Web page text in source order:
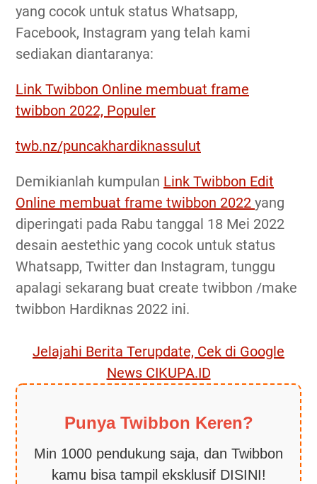
yang cocok untuk status Whatsapp,
Facebook, Instagram yang telah kami
sediakan diantaranya:
Link Twibbon Online membuat frame
twibbon 2022, Populer
twb.nz/puncakhardiknassulut
Demikianlah kumpulan Link Twibbon Edit
Online membuat frame twibbon 2022 yang
diperingati pada Rabu tanggal 18 Mei 2022
desain aestethic yang cocok untuk status
Whatsapp, Twitter dan Instagram, tunggu
apalagi sekarang buat create twibbon /make
twibbon Hardiknas 2022 ini.
Jelajahi Berita Terupdate, Cek di Google
News CIKUPA.ID
Punya Twibbon Keren?
Min 1000 pendukung saja, dan Twibbon
kamu bisa tampil eksklusif DISINI!